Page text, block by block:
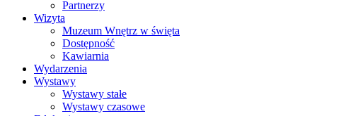
Partnerzy
Wizyta
Muzeum Wnętrz w święta
Dostępność
Kawiarnia
Wydarzenia
Wystawy
Wystawy stałe
Wystawy czasowe